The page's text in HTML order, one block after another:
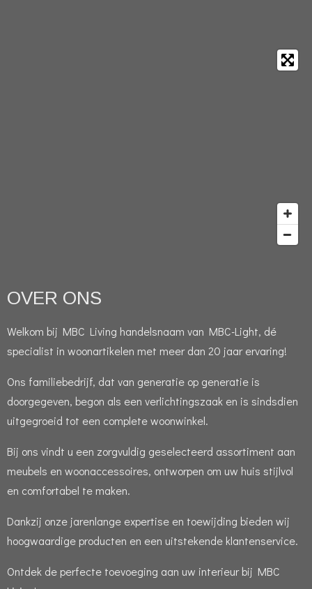
OVER ONS
Welkom bij MBC Living handelsnaam van MBC-Light, dé
specialist in woonartikelen met meer dan 20 jaar ervaring!
Ons familiebedrijf, dat van generatie op generatie is
doorgegeven, begon als een verlichtingszaak en is sindsdien
uitgegroeid tot een complete woonwinkel.
Bij ons vindt u een zorgvuldig geselecteerd assortiment aan
meubels en woonaccessoires, ontworpen om uw huis stijlvol
en comfortabel te maken.
Dankzij onze jarenlange expertise en toewijding bieden wij
hoogwaardige producten en een uitstekende klantenservice.
Ontdek de perfecte toevoeging aan uw interieur bij MBC